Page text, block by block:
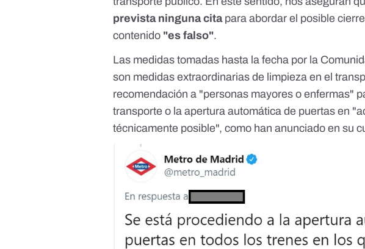
prevista ninguna citapara abordar el posible
contenido "es falso".
Las medidas tomadas hasta la fecha por la
son medidas extraordinarias de limpieza en el
recomendación a "personas mayores o enfermas"
transporte o la apertura automática de puertas en
técnicamente posible", como han anunciadoen su